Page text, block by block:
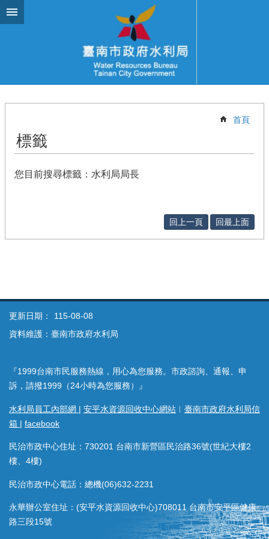
跳到主要內容區塊
首頁
標籤
您目前搜尋標籤：水利局局長
回上一頁 回最上面
更新日期：
115-08-08
資料維護：臺南市政府水利局
『1999台南市民服務熱線，用心為您服務。市政諮詢、通報、申
訴，請撥1999（24小時為您服務）』
水利局員工內部網 | 安平水資源回收中心網站 ︱ 臺南市政府水利局信
箱 | facebook
民治市政中心住址：730201 台南市新營區民治路36號(世紀大樓2
樓、4樓)
民治市政中心電話：總機(06)632-2231
永華辦公室住址：(安平水資源回收中心)708011 台南市安平區健康
路三段15號